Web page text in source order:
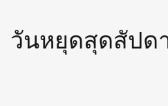
วันหยุดสุดสัปด